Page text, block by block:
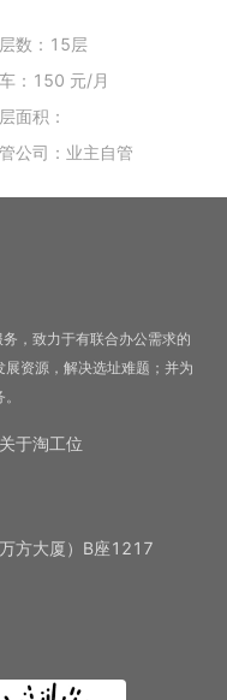
数：15层
：150 元/月
面积：
公司：业主自管
，致力于有联合办公需求的
资源，解决选址难题；并为
关于淘工位
方大厦）B座1217